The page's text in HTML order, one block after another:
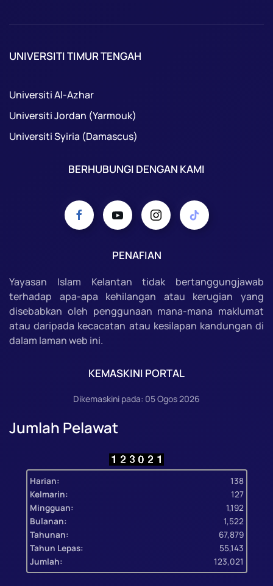
UNIVERSITI TIMUR TENGAH
Universiti Al-Azhar
Universiti Jordan (Yarmouk)
Universiti Syiria (Damascus)
BERHUBUNGI DENGAN KAMI
PENAFIAN
Yayasan Islam Kelantan tidak bertanggungjawab
terhadap apa-apa kehilangan atau kerugian yang
disebabkan oleh penggunaan mana-mana maklumat
atau daripada kecacatan atau kesilapan kandungan di
dalam laman web ini.
KEMASKINI PORTAL
Dikemaskini pada: 05 Ogos 2026
Jumlah Pelawat
Harian:
138
Kelmarin:
127
Mingguan:
1,192
Bulanan:
1,522
Tahunan:
67,879
Tahun Lepas:
55,143
Jumlah:
123,021